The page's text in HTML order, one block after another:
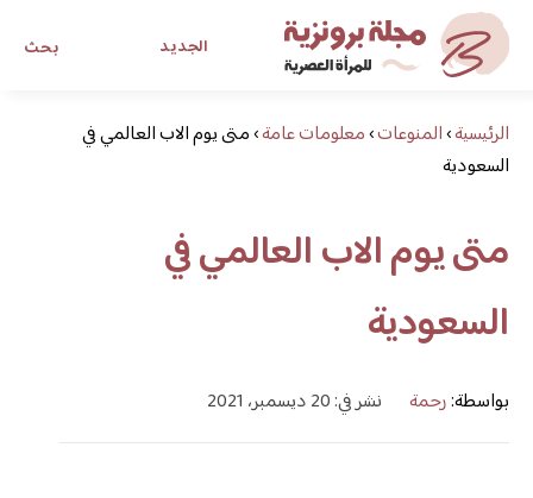
بحث الجديد
مجلة برونزية للفتاة العصريةالرئيسية›المنوعات›معلومات عامة›متى يوم الاب العالمي في
السعودية
متى يوم الاب العالمي في
السعودية
بواسطة:رحمة نشر في: 20 ديسمبر، 2021